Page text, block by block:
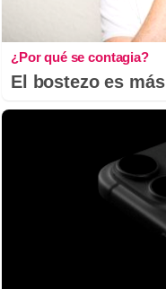
¿Por qué se contagia?
El bostezo es